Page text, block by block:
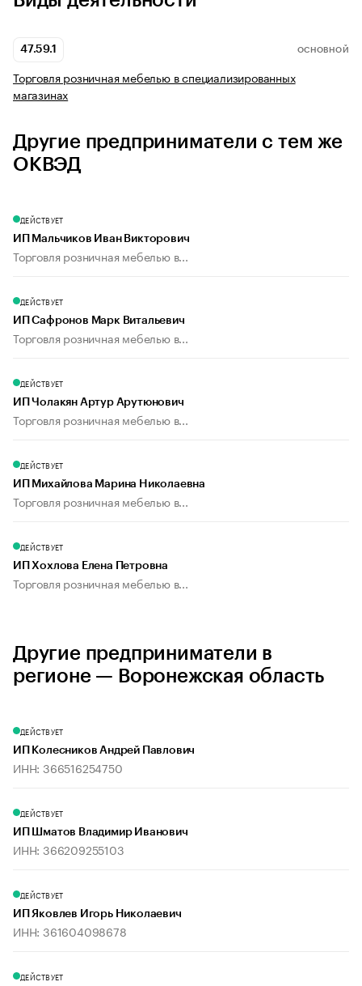
47.59.1 ОСНОВНОЙ
Торговля розничная мебелью в специализированных
магазинах
Другие предприниматели с тем же
ОКВЭД
ДЕЙСТВУЕТ
ИП Мальчиков Иван Викторович
Торговля розничная мебелью в...
ДЕЙСТВУЕТ
ИП Сафронов Марк Витальевич
Торговля розничная мебелью в...
ДЕЙСТВУЕТ
ИП Чолакян Артур Арутюнович
Торговля розничная мебелью в...
ДЕЙСТВУЕТ
ИП Михайлова Марина Николаевна
Торговля розничная мебелью в...
ДЕЙСТВУЕТ
ИП Хохлова Елена Петровна
Торговля розничная мебелью в...
Другие предприниматели в
регионе — Воронежская область
ДЕЙСТВУЕТ
ИП Колесников Андрей Павлович
ИНН: 366516254750
ДЕЙСТВУЕТ
ИП Шматов Владимир Иванович
ИНН: 366209255103
ДЕЙСТВУЕТ
ИП Яковлев Игорь Николаевич
ИНН: 361604098678
ДЕЙСТВУЕТ